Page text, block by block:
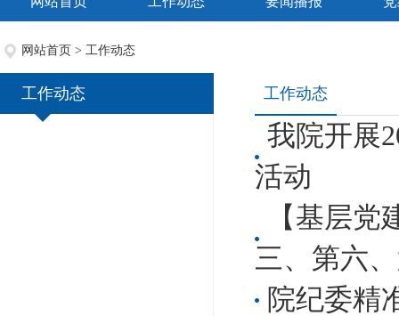
网站首页 > 工作动态
工作动态 工作动态
我院开展
活动
【基层
三、第六
院纪委精